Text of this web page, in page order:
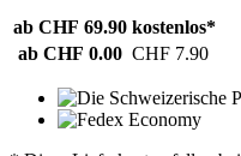
ab CHF 69.90 kostenlos*
ab CHF 0.00 CHF 7.90